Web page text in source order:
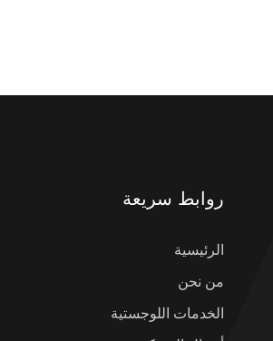
روابط سريعة
الرئيسية
من نحن
الخدمات اللوجستية